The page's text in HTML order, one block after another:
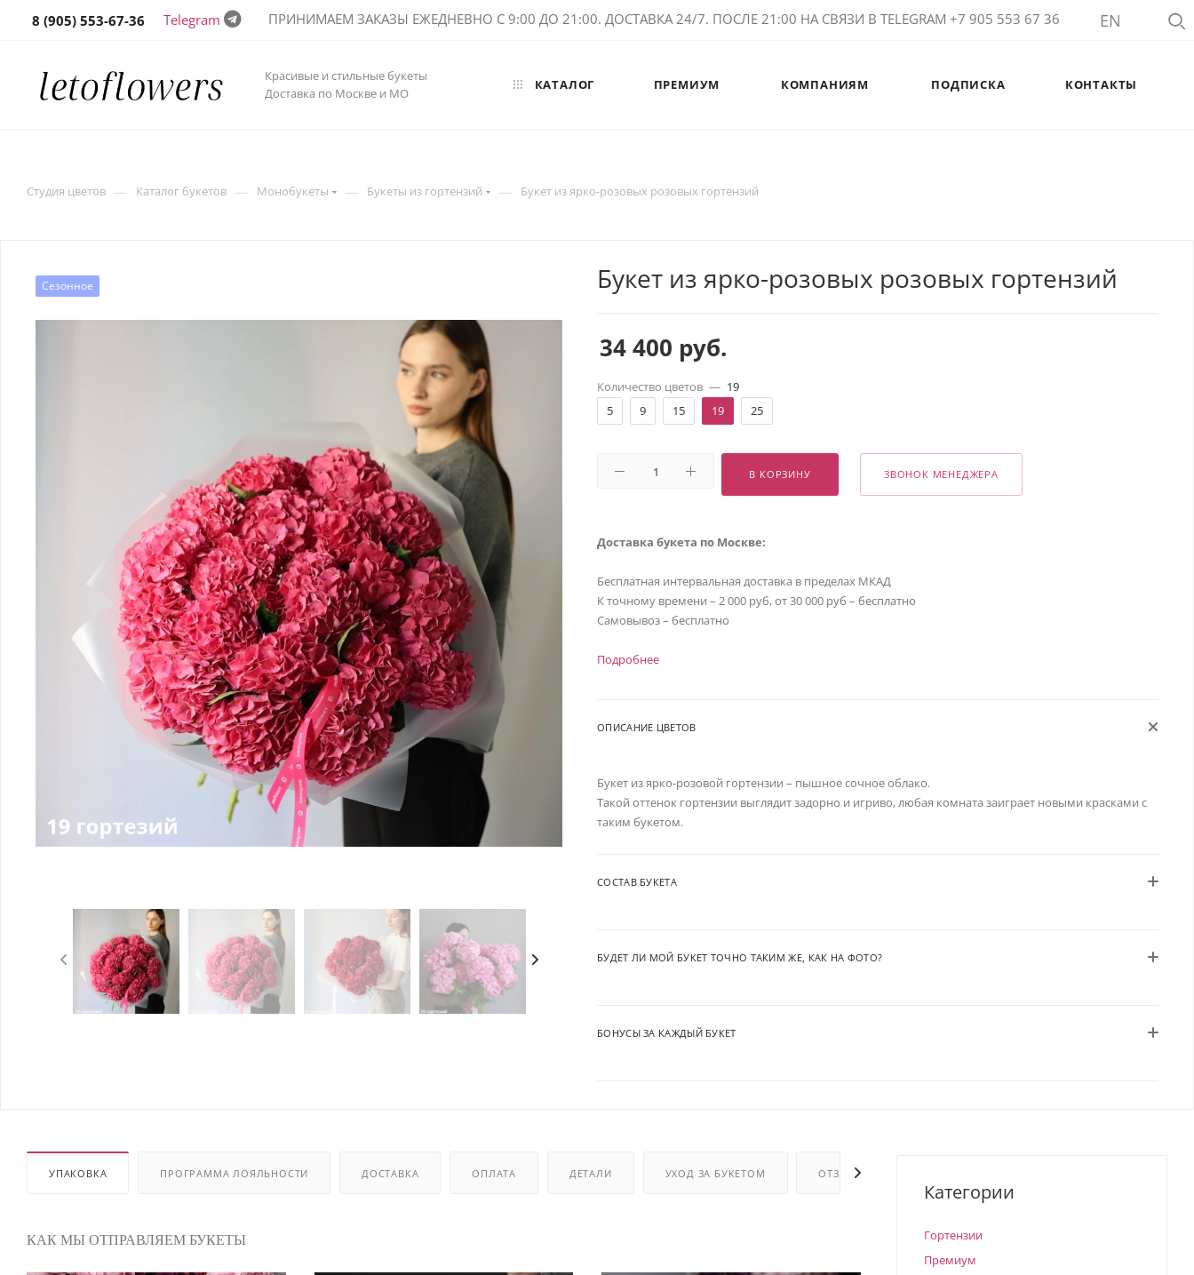
8 (905) 553-67-36 Telegram ПРИНИМАЕМ ЗАКАЗЫ ЕЖЕДНЕВНО С 9:00 ДО 21:00. ДОСТАВКА 24/7. ПОСЛЕ 21:00 НА СВЯЗИ В TELEGRAM +7 905 553 67 36 EN
Красивые и стильные букеты
Доставка по Москве и МО
КАТАЛОГ ПРЕМИУМ КОМПАНИЯМ ПОДПИСКА КОНТАКТЫ
Студия цветов — Каталог букетов — Монобукеты — Букеты из гортензий — Букет из ярко-розовых розовых гортензий
Сезонное Букет из ярко-розовых розовых гортензий
34 400 руб.
Количество цветов — 19
5
9 15 19 25
В КОРЗИНУ ЗВОНОК МЕНЕДЖЕРА
Доставка букета по Москве:
Бесплатная интервальная доставка в пределах МКАД
К точному времени – 2 000 руб, от 30 000 руб – бесплатно
Самовывоз – бесплатно
Подробнее
ОПИСАНИЕ ЦВЕТОВ
Букет из ярко-розовой гортензии – пышное сочное облако.
Такой оттенок гортензии выглядит задорно и игриво, любая комната заиграет новыми красками с
таким букетом.
СОСТАВ БУКЕТА
БУДЕТ ЛИ МОЙ БУКЕТ ТОЧНО ТАКИМ ЖЕ, КАК НА ФОТО?
БОНУСЫ ЗА КАЖДЫЙ БУКЕТ
УПАКОВКА ПРОГРАММА ЛОЯЛЬНОСТИ ДОСТАВКА ОПЛАТА ДЕТАЛИ УХОД ЗА БУКЕТОМ ОТЗЫВЫ
КАК МЫ ОТПРАВЛЯЕМ БУКЕТЫ
Категории
Гортензии
Премиум